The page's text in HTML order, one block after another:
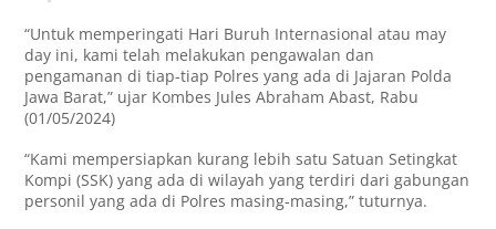
“Untuk memperingati Hari Buruh Internasional atau may
day ini, kami telah melakukan pengawalan dan
pengamanan di tiap-tiap Polres yang ada di Jajaran Polda
Jawa Barat,” ujar Kombes Jules Abraham Abast, Rabu
(01/05/2024)
“Kami mempersiapkan kurang lebih satu Satuan Setingkat
Kompi (SSK) yang ada di wilayah yang terdiri dari gabungan
personil yang ada di Polres masing-masing,” tuturnya.